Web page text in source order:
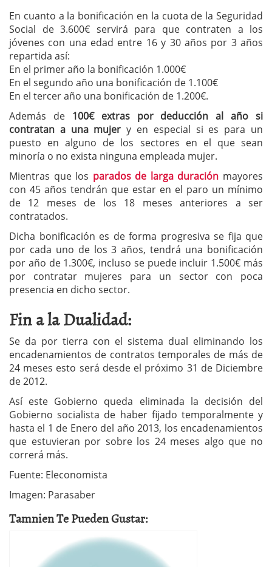
En cuanto a la bonificación en la cuota de la Seguridad
Social de 3.600€ servirá para que contraten a los
jóvenes con una edad entre 16 y 30 años por 3 años
repartida así:
En el primer año la bonificación 1.000€
En el segundo año una bonificación de 1.100€
En el tercer año una bonificación de 1.200€.
Además de 100€ extras por deducción al año si
contratan a una mujery en especial si es para un
puesto en alguno de los sectores en el que sean
minoría o no exista ninguna empleada mujer.
Mientras que los parados de larga duración mayores
con 45 años tendrán que estar en el paro un mínimo
de 12 meses de los 18 meses anteriores a ser
contratados.
Dicha bonificación es de forma progresiva se fija que
por cada uno de los 3 años, tendrá una bonificación
por año de 1.300€, incluso se puede incluir 1.500€ más
por contratar mujeres para un sector con poca
presencia en dicho sector.
Fin a la Dualidad:
Se da por tierra con el sistema dual eliminando los
encadenamientos de contratos temporales de más de
24 meses esto será desde el próximo 31 de Diciembre
de 2012.
Así este Gobierno queda eliminada la decisión del
Gobierno socialista de haber fijado temporalmente y
hasta el 1 de Enero del año 2013, los encadenamientos
que estuvieran por sobre los 24 meses algo que no
correrá más.
Fuente: Eleconomista
Imagen: Parasaber
Tamnien Te Pueden Gustar: